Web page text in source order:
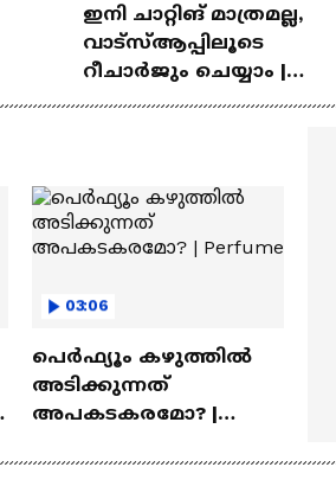
ഇനി ചാറ്റിങ് മാത്രമല്ല,
വാട്‌സ്‌ആപ്പിലൂടെ
റീചാർജും ചെയ്യാം |
WhatsApp Payments |
03:06
പെർഫ്യൂം കഴുത്തിൽ
അടിക്കുന്നത്
അപകടകരമോ? |